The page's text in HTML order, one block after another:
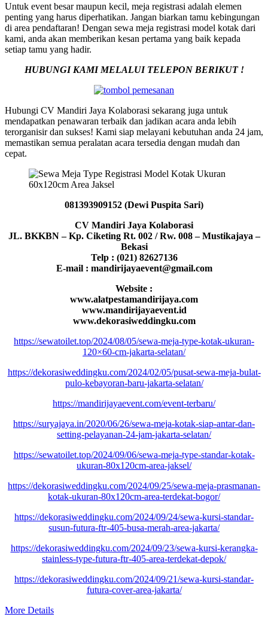
Untuk event besar maupun kecil, meja registrasi adalah elemen
penting yang harus diperhatikan. Jangan biarkan tamu kebingungan
di area pendaftaran! Dengan sewa meja registrasi model kotak dari
kami, anda akan memberikan kesan pertama yang baik kepada
setiap tamu yang hadir.
HUBUNGI KAMI MELALUI TELEPON BERIKUT !
Hubungi CV Mandiri Jaya Kolaborasi sekarang juga untuk
mendapatkan penawaran terbaik dan jadikan acara anda lebih
terorganisir dan sukses! Kami siap melayani kebutuhan anda 24 jam,
memastikan semua peralatan acara tersedia dengan mudah dan
cepat.
081393909152 (Dewi Puspita Sari)
CV Mandiri Jaya Kolaborasi
JL. BKKBN – Kp. Ciketing Rt. 002 / Rw. 008 – Mustikajaya –
Bekasi
Telp : (021) 82627136
E-mail : mandirijayaevent@gmail.com
Website :
www.alatpestamandirijaya.com
www.mandirijayaevent.id
www.dekorasiweddingku.com
https://sewatoilet.top/2024/08/05/sewa-meja-type-kotak-ukuran-
120×60-cm-jakarta-selatan/
https://dekorasiweddingku.com/2024/02/05/pusat-sewa-meja-bulat-
pulo-kebayoran-baru-jakarta-selatan/
https://mandirijayaevent.com/event-terbaru/
https://suryajaya.in/2020/06/26/sewa-meja-kotak-siap-antar-dan-
setting-pelayanan-24-jam-jakarta-selatan/
https://sewatoilet.top/2024/09/06/sewa-meja-type-standar-kotak-
ukuran-80x120cm-area-jaksel/
https://dekorasiweddingku.com/2024/09/25/sewa-meja-prasmanan-
kotak-ukuran-80x120cm-area-terdekat-bogor/
https://dekorasiweddingku.com/2024/09/24/sewa-kursi-standar-
susun-futura-ftr-405-busa-merah-area-jakarta/
https://dekorasiweddingku.com/2024/09/23/sewa-kursi-kerangka-
stainless-type-futura-ftr-405-area-terdekat-depok/
https://dekorasiweddingku.com/2024/09/21/sewa-kursi-standar-
futura-cover-area-jakarta/
More Details